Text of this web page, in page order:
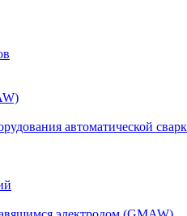
автоматической